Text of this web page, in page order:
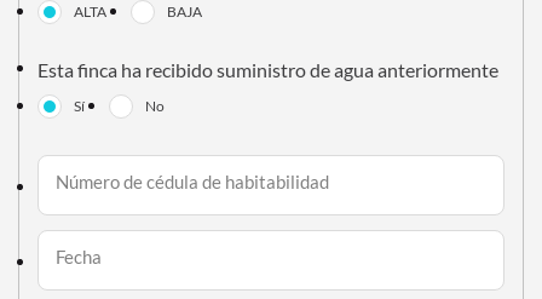
ALTA BAJA
Esta finca ha recibido suministro de agua anteriormente
Sí No
Número de cédula de habitabilidad
Fecha